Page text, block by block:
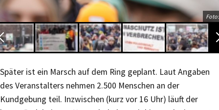
Später ist ein Marsch auf dem Ring geplant. Laut Angaben
des Veranstalters nehmen 2.500 Menschen an der
Kundgebung teil. Inzwischen (kurz vor 16 Uhr) läuft der